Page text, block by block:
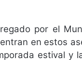
por el
en estos
estival y